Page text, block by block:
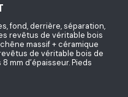
fond, derrière, séparation,
revêtus de véritable bois
massif + céramique
de véritable bois de
mm d’épaisseur. Pieds